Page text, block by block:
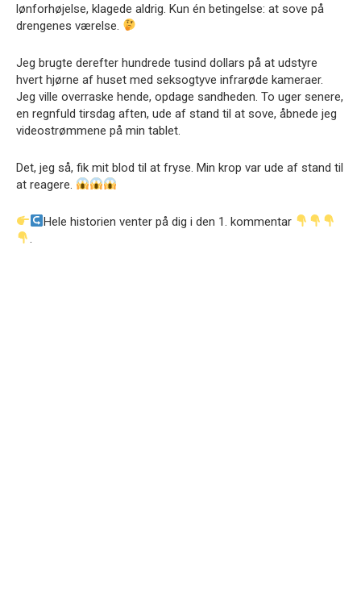
lønforhøjelse, klagede aldrig. Kun én betingelse: at sove på
drengenes værelse.
Jeg brugte derefter hundrede tusind dollars på at udstyre
hvert hjørne af huset med seksogtyve infrarøde kameraer.
Jeg ville overraske hende, opdage sandheden. To uger senere,
en regnfuld tirsdag aften, ude af stand til at sove, åbnede jeg
videostrømmene på min tablet.
Det, jeg så, fik mit blod til at fryse. Min krop var ude af stand til
at reagere.
Hele historien venter på dig i den 1. kommentar
.